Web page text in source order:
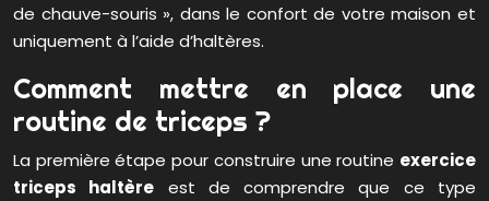
de chauve-souris », dans le confort de votre maison et
uniquement à l’aide d’haltères.
Comment mettre en place une
routine de triceps ?
La première étape pour construire une routine exercice
triceps haltère est de comprendre que ce type